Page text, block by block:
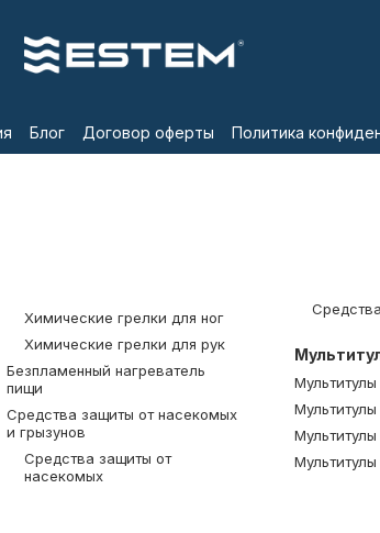
Блог Договор оферты Политика
Химические грелки для ног
Химические грелки для рук
Безпламенный нагреватель
пищи
Средства защиты от насекомых
и грызунов
Средства защиты от
насекомых
Мультитулы